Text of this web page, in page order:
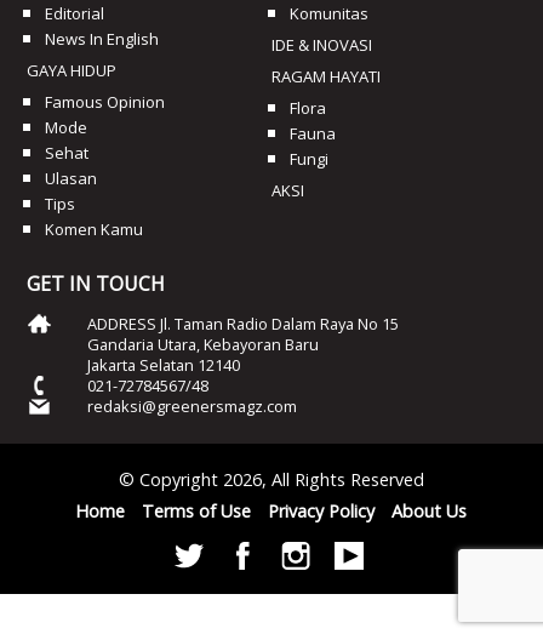
Editorial
News In English
GAYA HIDUP
Famous Opinion
Mode
Sehat
Ulasan
Tips
Komen Kamu
Komunitas
IDE & INOVASI
RAGAM HAYATI
Flora
Fauna
Fungi
AKSI
GET IN TOUCH
ADDRESS Jl. Taman Radio Dalam Raya No 15
Gandaria Utara, Kebayoran Baru
Jakarta Selatan 12140
021-72784567/48
redaksi@greenersmagz.com
© Copyright 2026, All Rights Reserved
Home
Terms of Use Privacy Policy About Us